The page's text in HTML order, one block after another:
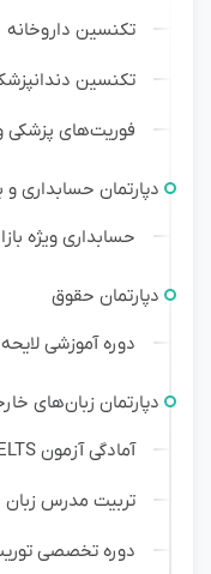
تکنسین داروخانه
تکنسین
فوریت‌های پزشکی
دپارتمان حسابداری
حسابداری ویژه
دپارتمان حقوق
دوره آموزشی
دپارتمان زبان‌های
آمادگی آزمون IELTS
تربیت مدرس زبان
دوره تخصصی